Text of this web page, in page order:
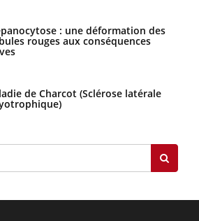
: une déformation des
rouges aux conséquences
de Charcot (Sclérose latérale